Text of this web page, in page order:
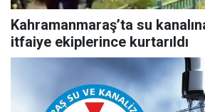
Kahramanmaraş’ta su
itfaiye ekiplerince kurtarıldı